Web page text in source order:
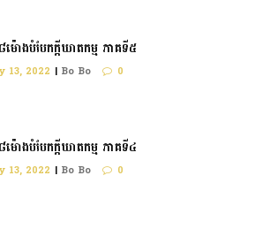
ោងបំបែកក្ដីឃាតកម្ម ភាគទី៥
13, 2022 | Bo Bo 0
ោងបំបែកក្តីឃាតកម្ម ភាគទី៤
13, 2022 | Bo Bo 0